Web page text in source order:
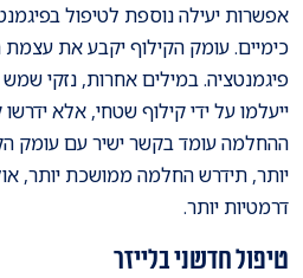
אפשרות יעילה נוספת לטיפול
כימיים. עומק הקילוף יקבע את
פיגמנטציה. במילים אחרות, נזקי
ייעלמו על ידי קילוף שטחי, אלא ידרשו
ההחלמה עומד בקשר ישיר עם עומק
יותר, תידרש החלמה ממושכת יותר,
דרמטיות יותר.
טיפול חדשני בלייזר